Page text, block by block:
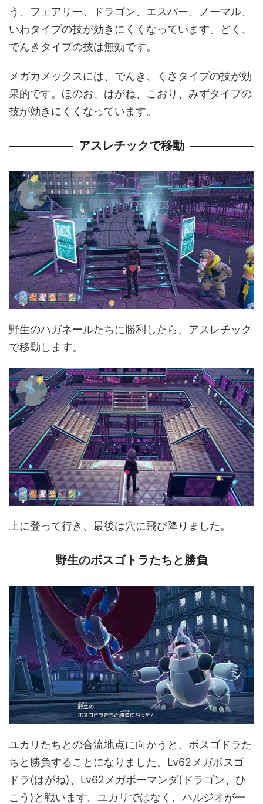
う、フェアリー、ドラゴン、エスパー、ノーマル、
いわタイプの技が効きにくくなっています。どく、
でんきタイプの技は無効です。
メガカメックスには、でんき、くさタイプの技が効
果的です。ほのお、はがね、こおり、みずタイプの
技が効きにくくなっています。
アスレチックで移動
野生のハガネールたちに勝利したら、アスレチック
で移動します。
上に登って行き、最後は穴に飛び降りました。
野生のボスゴトラたちと勝負
ユカリたちとの合流地点に向かうと、ボスゴドラた
ちと勝負することになりました。Lv62メガボスゴ
ドラ(はがね)、Lv62メガボーマンダ(ドラゴン、ひ
こう)と戦います。ユカリではなく、ハルジオが一